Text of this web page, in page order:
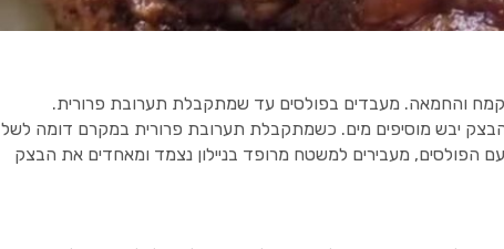
והחמאה. מעבדים בפולסים עד שמתקבלת תערובת פרורית.
יבש מוסיפים מים. כשמתקבלת תערובת פרורית במקרם דומה לשל
הפולסים, מעבירים למשטח מרופד בניילון נצמד ומאחדים את הבצק